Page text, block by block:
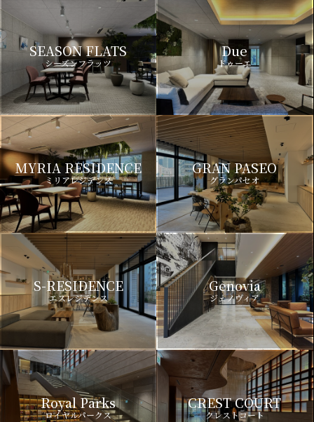
SEASON FLATS
シーズンフラッツ
Due
ドゥーエ
MYRIA RESIDENCE
ミリアレジデンス
GRAN PASEO
グランパセオ
S-RESIDENCE
エスレジデンス
Genovia
ジェノヴィア
Royal Parks
ロイヤルパークス
CREST COURT
クレストコート